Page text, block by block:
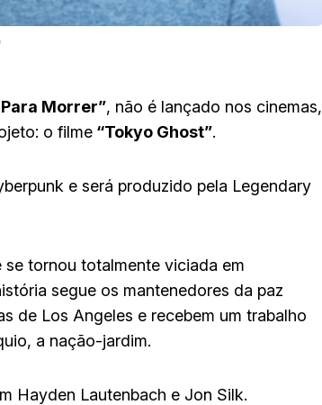
Morrer”, não é lançado nos cinemas,
o filme “Tokyo Ghost”.
e será produzido pela Legendary
se tornou totalmente viciada em
segue os mantenedores da paz
de Los Angeles e recebem um trabalho
a nação-jardim.
Hayden Lautenbach e Jon Silk.